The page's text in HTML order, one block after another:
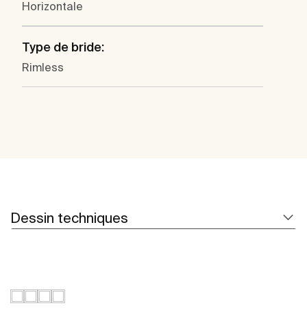
Horizontale
Type de bride:
Rimless
Dessin techniques